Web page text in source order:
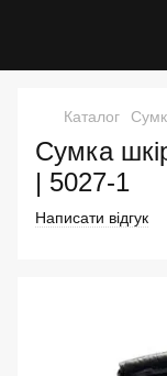
Каталог
Сумка
| 5027-1
Написати відгук